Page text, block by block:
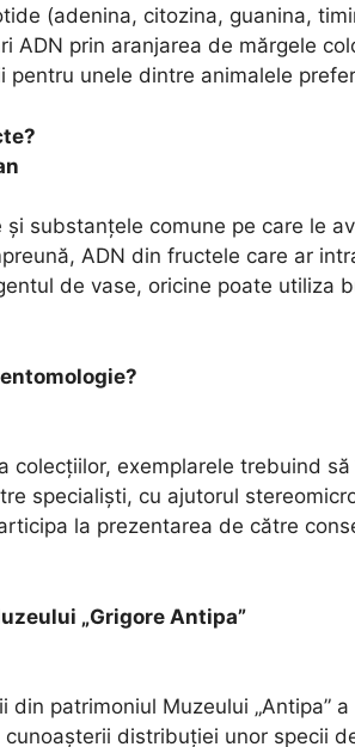
(adenina, citozina, guanina,
ADN prin aranjarea de mărgele
unele dintre animalele
substanțele comune pe care le
ADN din fructele care ar
de vase, oricine poate utiliza
exemplarele trebuind
specialiști, cu ajutorul
la prezentarea de către
„Grigore Antipa”
patrimoniul Muzeului „Antipa”
distribuției unor specii